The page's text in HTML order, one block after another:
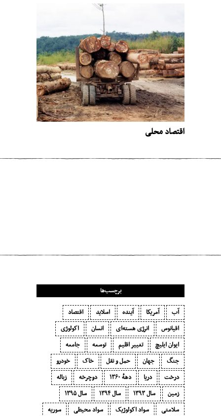
اقتصاد محلی
برچسب‌ها
آب آمریکا آینده اسلاید
اقتصاد
اقیانوس
انرژی هسته‌ای انسان
اکولوژی
ایوان ایلیچ
تغییر اقلیم توسعه
جامعه
جنگ
جهان حمل و نقل خاک
خودرو
درخت
دریا دههٔ ۱‍۳۶۰ دوچرخه
زباله
زمین
سال ۱۳۹۳ سال ۱۳۹۴
سال ۱۳۹۵
سلامتی
سواد اکولوژیک سواد محیطی
سوریه